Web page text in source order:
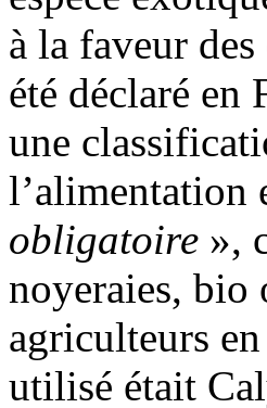
à la faveur
été déclaré en
une
l’alimentation
obligatoire »,
noyeraies, bio
agriculteurs
utilisé était